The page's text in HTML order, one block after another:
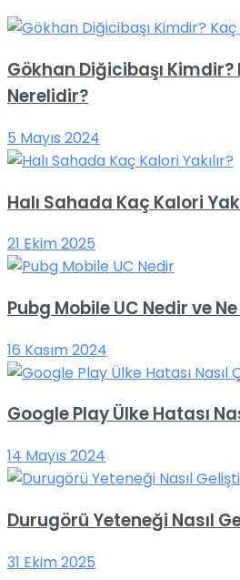
Gökhan Diğicibaşı Kimdir?
Nerelidir?
5 Mayıs 2024
Halı Sahada Kaç Kalori
21 Ekim 2025
Pubg Mobile UC Nedir ve
16 Kasım 2024
Google Play Ülke Hatası
14 Mayıs 2024
Durugörü Yeteneği Nasıl
31 Ekim 2025